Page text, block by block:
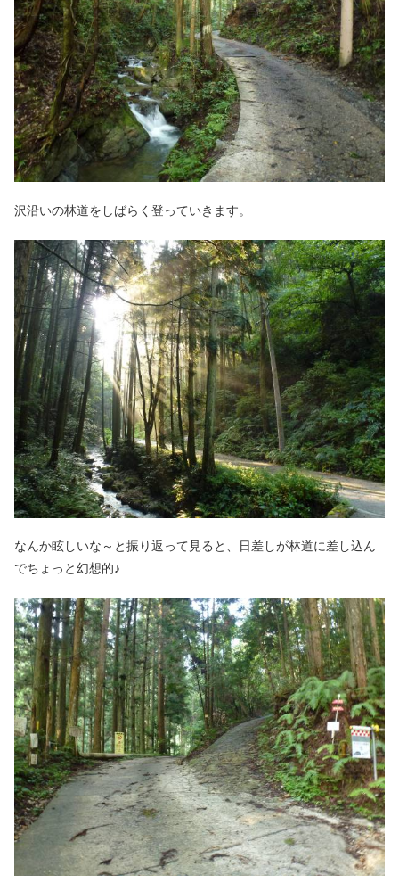
沢沿いの林道をしばらく登っていきます。
なんか眩しいな～と振り返って見ると、日差しが林道に差し込ん
でちょっと幻想的♪